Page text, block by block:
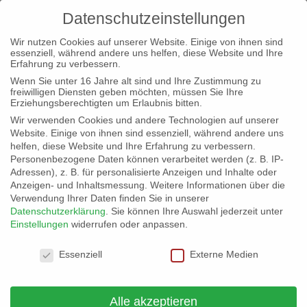
Iran: Internetabschaltung, Repression – und
Datenschutzeinstellungen
Wir nutzen Cookies auf unserer Website. Einige von ihnen sind
essenziell, während andere uns helfen, diese Website und Ihre
Erfahrung zu verbessern.
Wenn Sie unter 16 Jahre alt sind und Ihre Zustimmung zu
freiwilligen Diensten geben möchten, müssen Sie Ihre
Erziehungsberechtigten um Erlaubnis bitten.
Wir verwenden Cookies und andere Technologien auf unserer
Website. Einige von ihnen sind essenziell, während andere uns
helfen, diese Website und Ihre Erfahrung zu verbessern.
Personenbezogene Daten können verarbeitet werden (z. B. IP-
Adressen), z. B. für personalisierte Anzeigen und Inhalte oder
Anzeigen- und Inhaltsmessung. Weitere Informationen über die
Verwendung Ihrer Daten finden Sie in unserer
Datenschutzerklärung
Sie können Ihre Auswahl jederzeit unter
Einstellungen widerrufen oder anpassen.
Essenziell
Externe Medien
Alle akzeptieren